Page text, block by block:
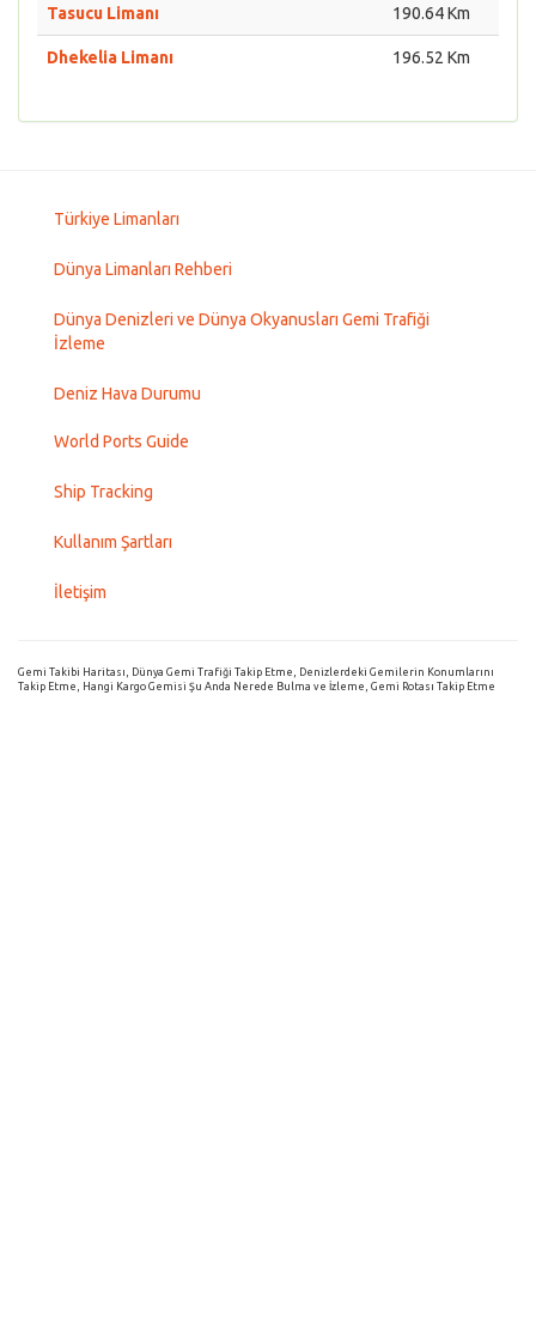
Tasucu Limanı 190.64 Km
Dhekelia Limanı 196.52 Km
Türkiye Limanları
Dünya Limanları Rehberi
Dünya Denizleri ve Dünya Okyanusları Gemi Trafiği
İzleme
Deniz Hava Durumu
World Ports Guide
Ship Tracking
Kullanım Şartları
İletişim
Gemi Takibi Haritası, Dünya Gemi Trafiği Takip Etme, Denizlerdeki Gemilerin Konumlarını
Takip Etme, Hangi Kargo Gemisi Şu Anda Nerede Bulma ve İzleme, Gemi Rotası Takip Etme